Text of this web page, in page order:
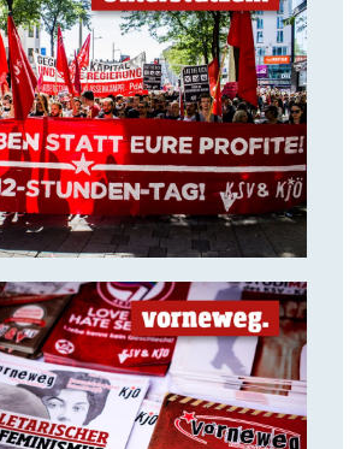
14. Juli 2018
ist unsere stärkste
Waffe!
14. Juli 2018